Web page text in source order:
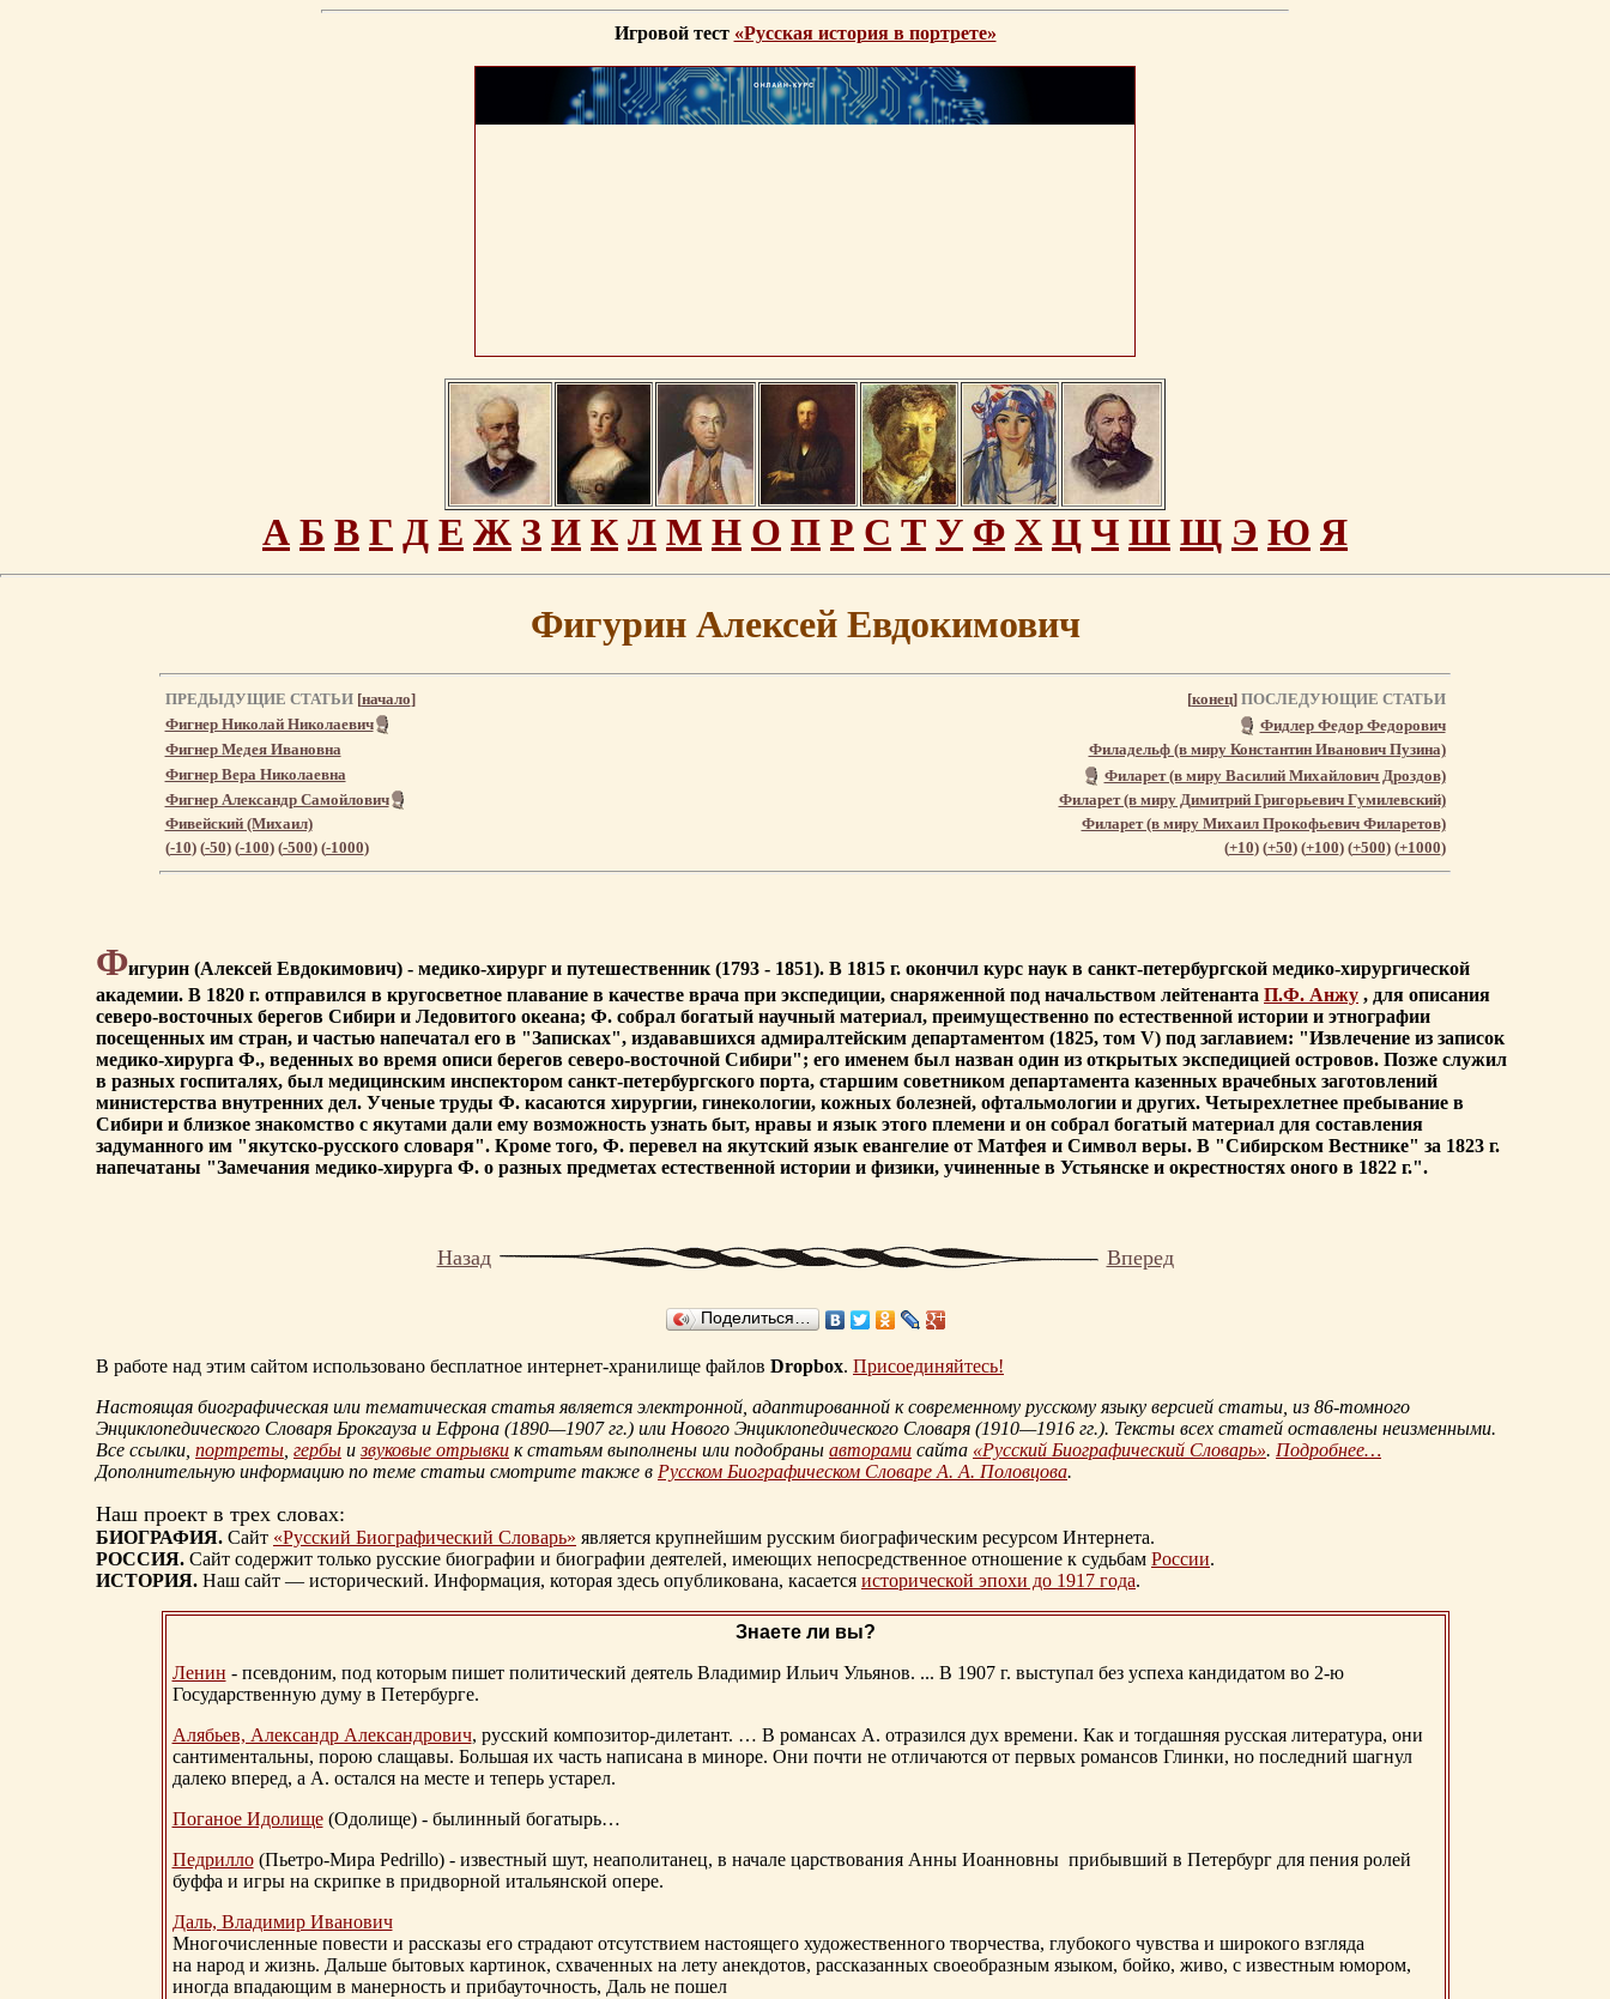
Игровой тест «Русская история в портрете»
А Б В Г Д Е Ж З И К Л М Н О П Р С Т У Ф Х Ц Ч Ш Щ Э Ю Я
Фигурин Алексей Евдокимович
ПРЕДЫДУЩИЕ СТАТЬИ [начало] [конец]ПОСЛЕДУЮЩИЕ СТАТЬИ
Фигнер Николай Николаевич
Фидлер Федор Федорович
Фигнер Медея Ивановна
Филадельф (в миру Константин Иванович Пузина)
Фигнер Вера Николаевна
Филарет (в миру Василий Михайлович Дроздов)
Фигнер Александр Самойлович
Филарет (в миру Димитрий Григорьевич Гумилевский)
Фивейский (Михаил)
Филарет (в миру Михаил Прокофьевич Филаретов)
(-10) (-50) (-100) (-500) (-1000) (+10) (+50) (+100) (+500) (+1000)
Фигурин (Алексей Евдокимович) - медико-хирург и путешественник (1793 - 1851). В 1815 г. окончил курс наук в санкт-петербургской медико-хирургической
академии. В 1820 г. отправился в кругосветное плавание в качестве врача при экспедиции, снаряженной под начальством лейтенанта П.Ф. Анжу , для описания
северо-восточных берегов Сибири и Ледовитого океана; Ф. собрал богатый научный материал, преимущественно по естественной истории и этнографии
посещенных им стран, и частью напечатал его в "Записках", издававшихся адмиралтейским департаментом (1825, том V) под заглавием: "Извлечение из записок
медико-хирурга Ф., веденных во время описи берегов северо-восточной Сибири"; его именем был назван один из открытых экспедицией островов. Позже служил
в разных госпиталях, был медицинским инспектором санкт-петербургского порта, старшим советником департамента казенных врачебных заготовлений
министерства внутренних дел. Ученые труды Ф. касаются хирургии, гинекологии, кожных болезней, офтальмологии и других. Четырехлетнее пребывание в
Сибири и близкое знакомство с якутами дали ему возможность узнать быт, нравы и язык этого племени и он собрал богатый материал для составления
задуманного им "якутско-русского словаря". Кроме того, Ф. перевел на якутский язык евангелие от Матфея и Символ веры. В "Сибирском Вестнике" за 1823 г.
напечатаны "Замечания медико-хирурга Ф. о разных предметах естественной истории и физики, учиненные в Устьянске и окрестностях оного в 1822 г.".
Назад Вперед
Поделиться…
В работе над этим сайтом использовано бесплатное интернет-хранилище файлов Dropbox. Присоединяйтесь!
Настоящая биографическая или тематическая статья является электронной, адаптированной к современному русскому языку версией статьи, из 86-томного
Энциклопедического Словаря Брокгауза и Ефрона (1890—1907 гг.) или Нового Энциклопедического Словаря (1910—1916 гг.). Тексты всех статей оставлены неизменными.
Все ссылки, портреты, гербы и звуковые отрывки к статьям выполнены или подобраны авторами сайта «Русский Биографический Словарь». Подробнее…
Дополнительную информацию по теме статьи смотрите также в Русском Биографическом Словаре А. А. Половцова.
Наш проект в трех словах:
БИОГРАФИЯ. Сайт «Русский Биографический Словарь» является крупнейшим русским биографическим ресурсом Интернета.
РОССИЯ. Сайт содержит только русские биографии и биографии деятелей, имеющих непосредственное отношение к судьбам России.
ИСТОРИЯ. Наш сайт — исторический. Информация, которая здесь опубликована, касается исторической эпохи до 1917 года.
Знаете ли вы?
Ленин - псевдоним, под которым пишет политический деятель Владимир Ильич Ульянов. ... В 1907 г. выступал без успеха кандидатом во 2-ю
Государственную думу в Петербурге.
Алябьев, Александр Александрович, русский композитор-дилетант. … В романсах А. отразился дух времени. Как и тогдашняя русская литература, они
сантиментальны, порою слащавы. Большая их часть написана в миноре. Они почти не отличаются от первых романсов Глинки, но последний шагнул
далеко вперед, а А. остался на месте и теперь устарел.
Поганое Идолище(Одолище) - былинный богатырь…
Педрилло(Пьетро-Мира Pedrillo) - известный шут, неаполитанец, в начале царствования Анны Иоанновны прибывший в Петербург для пения ролей
буффа и игры на скрипке в придворной итальянской опере.
Даль, Владимир Иванович
Многочисленные повести и рассказы его страдают отсутствием настоящего художественного творчества, глубокого чувства и широкого взгляда
на народ и жизнь. Дальше бытовых картинок, схваченных на лету анекдотов, рассказанных своеобразным языком, бойко, живо, с известным юмором,
иногда впадающим в манерность и прибауточность, Даль не пошел